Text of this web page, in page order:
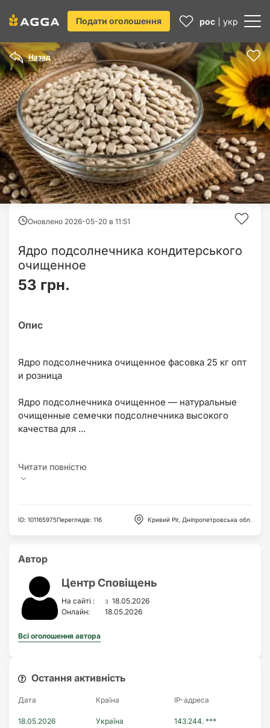
Подати оголошення рос укр
Назад
Оновлено 2026-05-20 в 11:51
Ядро подсолнечника кондитерського
очищенное
53 грн.
Ядро подсолнечника очищенное фасовка 25 кг опт
и розница
Ядро подсолнечника очищенное — натуральные
очищенные семечки подсолнечника высокого
качества для ...
ID: 101165975Переглядів: 116 Кривий Ріг, Дніпропетровська обл.
Автор
Цeнтp Cпoвіщeнь
На сайті : з 18.05.2026
Онлайн:
18.05.2026
Всі оголошення автора
Остання активність
Дата Країна IP-адреса
18.05.2026 Україна 143.244. ***